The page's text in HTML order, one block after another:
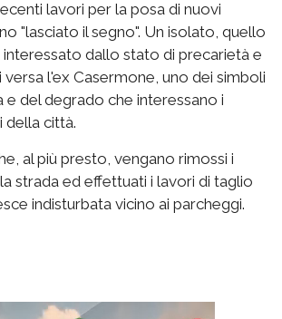
lavori per la posa di nuovi
"lasciato il segno". Un isolato, quello
interessato dallo stato di precarietà e
versa l'ex Casermone, uno dei simboli
e del degrado che interessano i
città.
al più presto, vengano rimossi i
strada ed effettuati i lavori di taglio
indisturbata vicino ai parcheggi.